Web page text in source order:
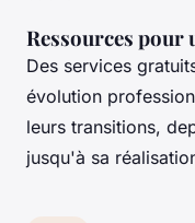
Ressources pour
Des services
évolution
leurs transitions,
jusqu'à sa